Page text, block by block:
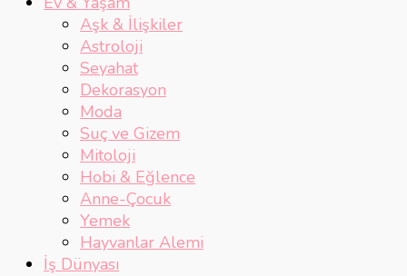
Aşk & İlişkiler
Astroloji
Seyahat
Dekorasyon
Moda
Suç ve Gizem
Mitoloji
Hobi & Eğlence
Anne-Çocuk
Yemek
Hayvanlar Alemi
İş Dünyası